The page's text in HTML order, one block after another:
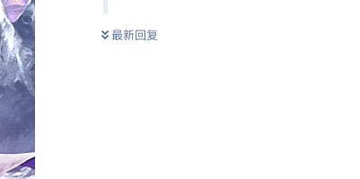
最新回复